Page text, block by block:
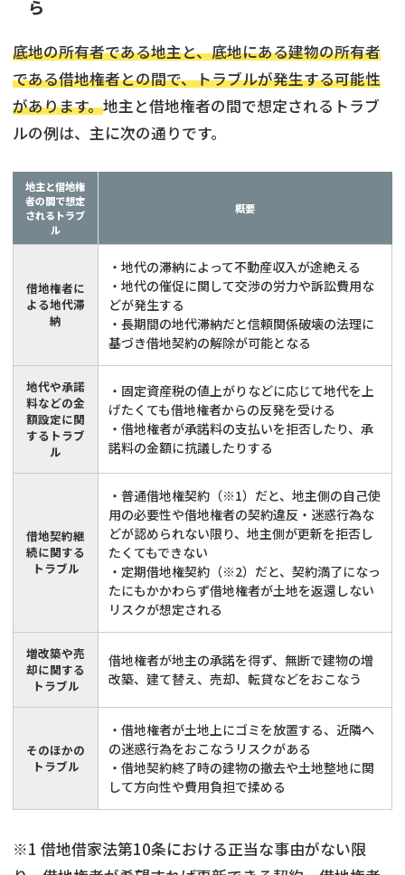
ら
底地の所有者である地主と、底地にある建物の所有者
である借地権者との間で、トラブルが発生する可能性
があります。地主と借地権者の間で想定されるトラブ
ルの例は、主に次の通りです。
地主と借地権
者の間で想定
されるトラブ
ル
概要
借地権者に
よる地代滞
納
・地代の滞納によって不動産収入が途絶える
・地代の催促に関して交渉の労力や訴訟費用な
どが発生する
・長期間の地代滞納だと信頼関係破壊の法理に
基づき借地契約の解除が可能となる
地代や承諾
料などの金
額設定に関
するトラブ
ル
・固定資産税の値上がりなどに応じて地代を上
げたくても借地権者からの反発を受ける
・借地権者が承諾料の支払いを拒否したり、承
諾料の金額に抗議したりする
借地契約継
続に関する
トラブル
・普通借地権契約（※1）だと、地主側の自己使
用の必要性や借地権者の契約違反・迷惑行為な
どが認められない限り、地主側が更新を拒否し
たくてもできない
・定期借地権契約（※2）だと、契約満了になっ
たにもかかわらず借地権者が土地を返還しない
リスクが想定される
増改築や売
却に関する
トラブル
借地権者が地主の承諾を得ず、無断で建物の増
改築、建て替え、売却、転貸などをおこなう
そのほかの
トラブル
・借地権者が土地上にゴミを放置する、近隣へ
の迷惑行為をおこなうリスクがある
・借地契約終了時の建物の撤去や土地整地に関
して方向性や費用負担で揉める
※1 借地借家法第10条における正当な事由がない限